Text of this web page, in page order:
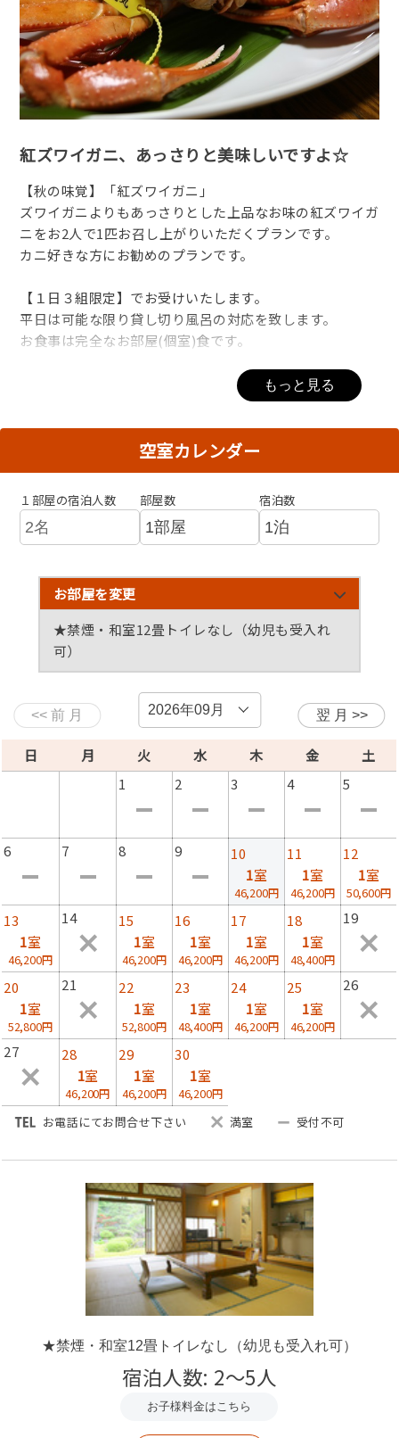
紅ズワイガニ、あっさりと美味しいですよ☆
【秋の味覚】「紅ズワイガニ」
ズワイガニよりもあっさりとした上品なお味の紅ズワイガ
ニをお2人で1匹お召し上がりいただくプランです。
カニ好きな方にお勧めのプランです。
【１日３組限定】でお受けいたします。
平日は可能な限り貸し切り風呂の対応を致します。
お食事は完全なお部屋(個室)食です。
ご家族様、大切な方とだけでごゆっくりとお過ごしくださ
京都最古の湯で、柔らかい癒しの湯、かけ流しの「木津温
泉」で心身リフレッシュなさってください。
◆お食事について◆
夕食は、丹後の新鮮な海鮮料理と、秋の味覚「紅ズワイガ
ニ」を使った会席料理です。
お夕食：１８時～
お朝食：８時～
【お品書き】
・紅ズワイガニ（お1人、半匹）
・八寸（珍味など）
・中付け
・焼き魚
・油もの（魚、えびなど）
・香の物
・デザート
※仕入れの状況によりお品書きが変更となる場合がござい
ますので、ご了承ください。
◆お風呂のご利用◆
【お１組様ご利用時】・・男湯１５時～２３時まで、女湯
翌朝７時～９時までご利用頂けます。
【お２組様ご利用時】・・男湯、女湯の何れか１つを１５
時～翌朝９時まで掛け流しでご利用頂けます。もう１つは
１５時～２３時、翌朝７時～９時まで掛け流しでご利用頂
けます。
【３組様ご利用時】・・男湯、女湯、１５時～翌朝９時ま
◆木津温泉◆
奈良時代、僧,行基が発見した(７４３年)京都府最古の
湯、木津温泉をかけ流しでお楽しみ頂けます。
３９度で湧き出し(加温あり)、単純泉で柔らかい泉質は筋
肉痛、神経痛などに効きます。
湯量が豊富で浴室シャワー、洗面所のお湯も木津温泉で
体の芯まで温まり旅の疲れを癒してくれます。
もっと見る
空室カレンダー
１部屋の宿泊人数 部屋数 宿泊数
お部屋を変更
★禁煙・和室12畳トイレなし（幼児も受入れ
可）
日 月 火 水 木 金
土
1
2 3 4 5
6 7 8 9
10
1室
46,200円
11
1室
46,200円
12
1室
50,600円
13
1室
46,200円
14
15
1室
46,200円
16
1室
46,200円
17
1室
46,200円
18
1室
48,400円
19
20
1室
52,800円
21
22
1室
52,800円
23
1室
48,400円
24
1室
46,200円
25
1室
46,200円
26
27
28
1室
46,200円
29
1室
46,200円
30
1室
46,200円
お電話にてお問合せ下さい
満室 受付不可
★禁煙・和室12畳トイレなし（幼児も受入れ可）
宿泊人数: 2～5人
お子様料金はこちら